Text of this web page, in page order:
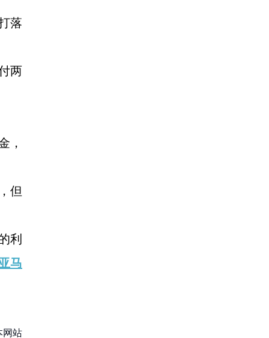
落
两
，
但
利
马
网站